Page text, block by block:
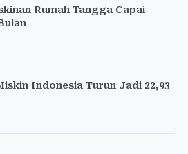
Rumah Tangga Capai
Indonesia Turun Jadi 22,93